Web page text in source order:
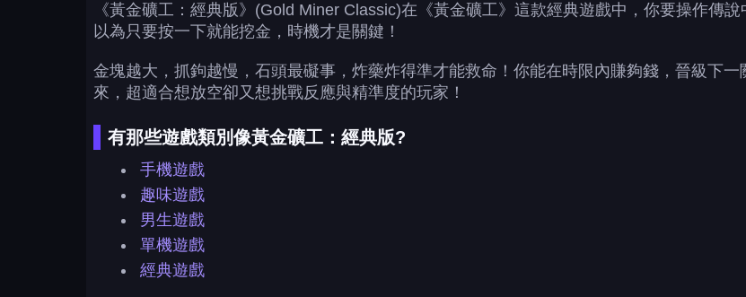
《黃金礦工：經典版》(Gold Miner Classic)在《黃金礦工》這款經典遊戲中，你要操作傳
以為只要按一下就能挖金，時機才是關鍵！
金塊越大，抓鉤越慢，石頭最礙事，炸藥炸得準才能救命！你能在時限內賺夠錢，晉級下
來，超適合想放空卻又想挑戰反應與精準度的玩家！
有那些遊戲類別像黃金礦工：經典版?
手機遊戲
趣味遊戲
男生遊戲
單機遊戲
經典遊戲